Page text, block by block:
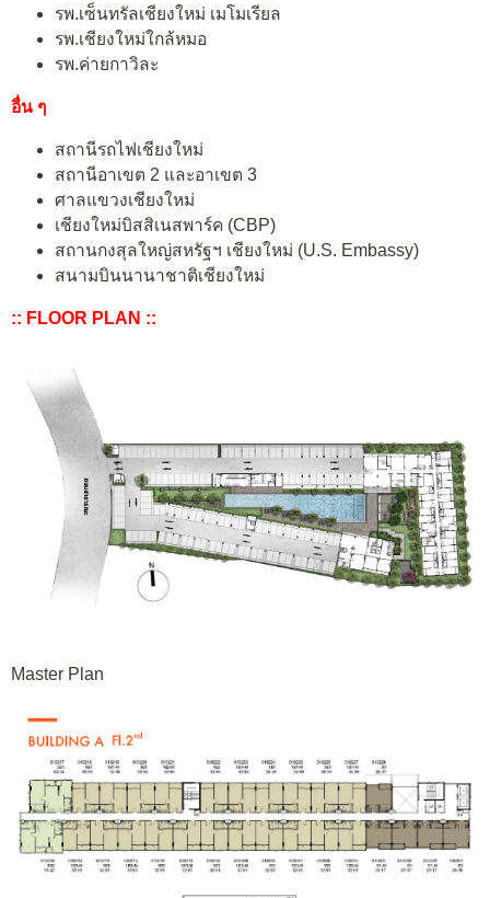
รพ.เซ็นทรัลเชียงใหม่ เมโมเรียล
รพ.เชียงใหม่ใกล้หมอ
รพ.ค่ายกาวิละ
อื่น ๆ
สถานีรถไฟเชียงใหม่
สถานีอาเขต 2 และอาเขต 3
ศาลแขวงเชียงใหม่
เชียงใหม่บิสสิเนสพาร์ค (CBP)
สถานกงสุลใหญ่สหรัฐฯ เชียงใหม่ (U.S. Embassy)
สนามบินนานาชาติเชียงใหม่
:: FLOOR PLAN ::
Master Plan